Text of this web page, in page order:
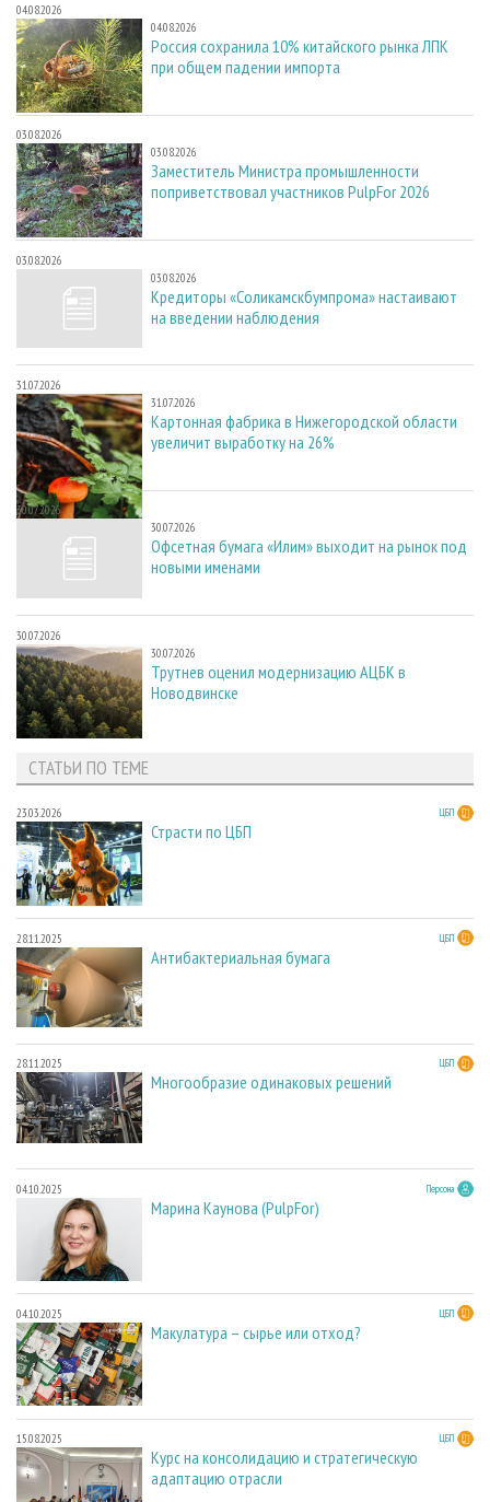
04.08.2026
04.08.2026
Россия сохранила 10% китайского рынка ЛПК
при общем падении импорта
03.08.2026
03.08.2026
Заместитель Министра промышленности
поприветствовал участников PulpFor 2026
03.08.2026
03.08.2026
Кредиторы «Соликамскбумпрома» настаивают
на введении наблюдения
31.07.2026
31.07.2026
Картонная фабрика в Нижегородской области
увеличит выработку на 26%
30.07.2026
30.07.2026
Офсетная бумага «Илим» выходит на рынок под
новыми именами
30.07.2026
30.07.2026
Трутнев оценил модернизацию АЦБК в
Новодвинске
СТАТЬИ ПО ТЕМЕ
23.03.2026 ЦБП
Страсти по ЦБП
28.11.2025 ЦБП
Антибактериальная бумага
28.11.2025 ЦБП
Многообразие одинаковых решений
04.10.2025 Персона
Марина Каунова (PulpFor)
04.10.2025 ЦБП
Макулатура – сырье или отход?
15.08.2025 ЦБП
Курс на консолидацию и стратегическую
адаптацию отрасли